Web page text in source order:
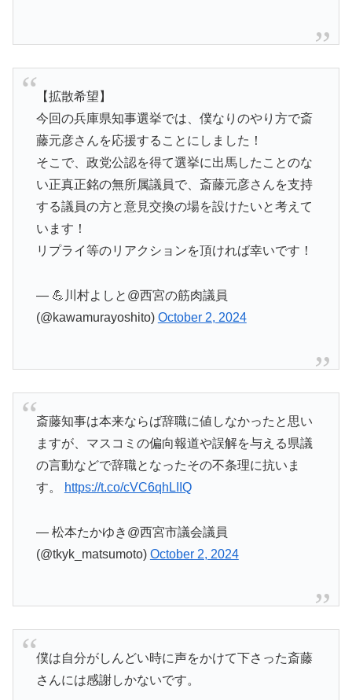
【拡散希望】
今回の兵庫県知事選挙では、僕なりのやり方で斎
藤元彦さんを応援することにしました！
そこで、政党公認を得て選挙に出馬したことのな
い正真正銘の無所属議員で、斎藤元彦さんを支持
する議員の方と意見交換の場を設けたいと考えて
います！
リプライ等のリアクションを頂ければ幸いです！
— 💪川村よしと@西宮の筋肉議員
(@kawamurayoshito) October 2, 2024
斎藤知事は本来ならば辞職に値しなかったと思い
ますが、マスコミの偏向報道や誤解を与える県議
の言動などで辞職となったその不条理に抗いま
す。
https://t.co/cVC6qhLIIQ
— 松本たかゆき@西宮市議会議員
(@tkyk_matsumoto) October 2, 2024
僕は自分がしんどい時に声をかけて下さった斎藤
さんには感謝しかないです。